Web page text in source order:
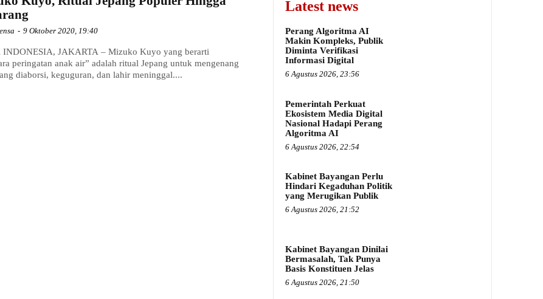
- 9 Oktober 2020, 19:40
INDONESIA, JAKARTA – Mizuko Kuyo yang berarti
peringatan anak air” adalah ritual Jepang untuk mengenang
diaborsi, keguguran, dan lahir meninggal....
Latest news
Perang Algoritma AI
Makin Kompleks, Publik
Diminta Verifikasi
Informasi Digital
6 Agustus 2026, 23:56
Pemerintah Perkuat
Ekosistem Media Digital
Nasional Hadapi Perang
Algoritma AI
6 Agustus 2026, 22:54
Kabinet Bayangan Perlu
Hindari Kegaduhan Politik
yang Merugikan Publik
6 Agustus 2026, 21:52
Kabinet Bayangan Dinilai
Bermasalah, Tak Punya
Basis Konstituen Jelas
6 Agustus 2026, 21:50